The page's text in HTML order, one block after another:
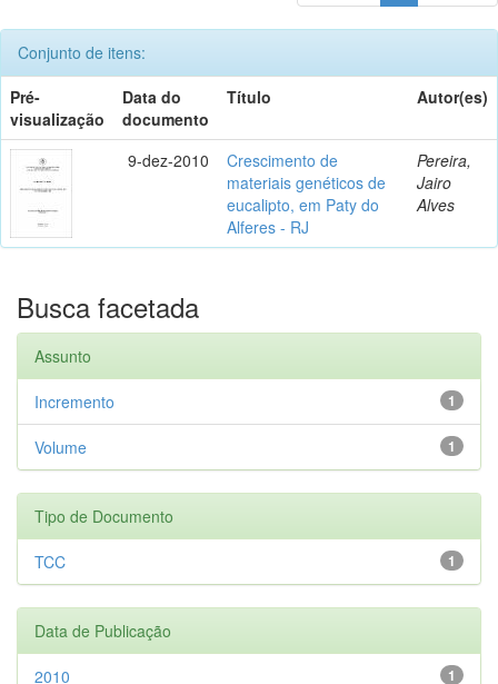
Conjunto de itens:
Pré-
visualização
Data do
documento
Título Autor(es)
9-dez-2010
Crescimento de
materiais genéticos de
eucalipto, em Paty do
Alferes - RJ
Pereira,
Jairo
Alves
Busca facetada
Assunto
1
Incremento
1
Volume
Tipo de Documento
1
TCC
Data de Publicação
1
2010